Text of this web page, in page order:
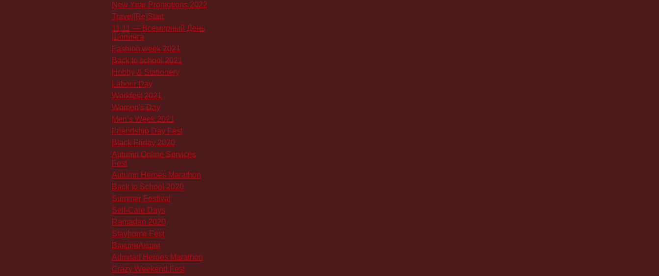
New Year Promotions 2022
Travel[Re]Start
11.11 — Всемирный День
Шопинга
Fashion week 2021
Back to school 2021
Hobby & Stationery
Labour Day
Workfest 2021
Women's Day
Men’s Week 2021
Friendship Day Fest
Black Friday 2020
Autumn Online Services
Fest
Autumn Heroes Marathon
Back to School 2020
Summer Festival
Self-Care Days
Ramadan 2020
Stayhome Fest
ВакцинАкции
Admitad Heroes Marathon
Crazy Weekend Fest